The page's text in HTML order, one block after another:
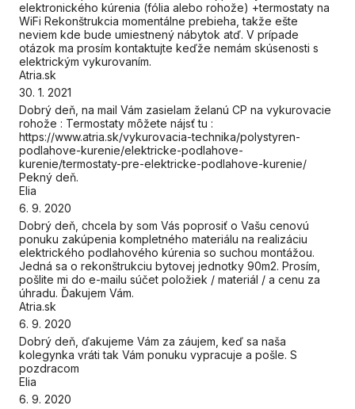
elektronického kúrenia (fólia alebo rohože) +termostaty na
WiFi Rekonštrukcia momentálne prebieha, takže ešte
neviem kde bude umiestnený nábytok atď. V prípade
otázok ma prosím kontaktujte keďže nemám skúsenosti s
elektrickým vykurovaním.
Atria.sk
30. 1. 2021
Dobrý deň, na mail Vám zasielam želanú CP na vykurovacie
rohože : Termostaty môžete nájsť tu :
https://www.atria.sk/vykurovacia-technika/polystyren-
podlahove-kurenie/elektricke-podlahove-
kurenie/termostaty-pre-elektricke-podlahove-kurenie/
Pekný deň.
Elia
6. 9. 2020
Dobrý deň, chcela by som Vás poprosiť o Vašu cenovú
ponuku zakúpenia kompletného materiálu na realizáciu
elektrického podlahového kúrenia so suchou montážou.
Jedná sa o rekonštrukciu bytovej jednotky 90m2. Prosím,
pošlite mi do e-mailu súčet položiek / materiál / a cenu za
úhradu. Ďakujem Vám.
Atria.sk
6. 9. 2020
Dobrý deň, ďakujeme Vám za záujem, keď sa naša
kolegynka vráti tak Vám ponuku vypracuje a pošle. S
pozdracom
Elia
6. 9. 2020